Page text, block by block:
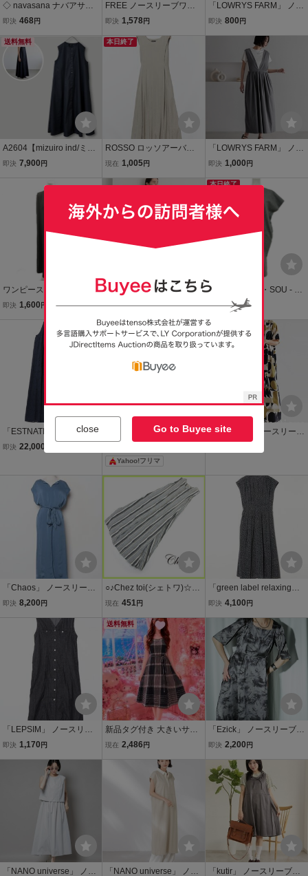
◇ navasana ナバアサナ
涼しげ 総柄 長袖 ミニ ワ
ブラウン系 マルチ レディ
ース E
即決 468円
FREE ノースリーブワン
ピース ブラック ワンピー
424 ノースリーブ 綿麻 フ
即決 1,578円
「LOWRYS FARM」 ノー
スリーブワンピース FRE
即決 800 円
送料無料
A2604【mizuiro ind/ミズ
イロインド】 Aライン ノ
本製 ダークグレー ネイビ
ー マキシ ロング丈 ナチュ
即決 7,900 円
本日終了
ROSSO ロッソアーバン
リサーチ ノースリーブ リ
ピース FREE リネン レー
婦人 ドレス
現在 1,005円
「LOWRYS FARM」 ノー
スリーブワンピース FRE
ィース
即決 1,000 円
ワンピース Free チャコー
ルグレー 無地 ノースリー
即決 1,600 円
「select MOCA」 ノース
即決 1,700円
本日終了
ソウソウ SOU・SOU - グ
レー レディース Vネック/
ノースリーブ/ひざ丈 美品
ワンピース
現在 3,027円
「ESTNATION」 ノース
リーブワンピース FREE
即決 22,000
送料無料
FREE ノースリーブワン
ピース ブラック ワンピー
ス 体型カバー マキシ丈 黒
Yahoo!フリマ
「antiqua」 ノースリーブ
ワンピース FREE ブラッ
「Chaos」 ノースリーブ
ワンピース FREE グレー
即決 8,200 円
○♪Chez toi(シェトワ)☆ス
トライプ柄ノースリーブ
☆ホワイト×グレー×ベー
ジュ☆ロング丈
現在 451 円
「green label relaxing」
ノースリーブワンピース
即決 4,100 円
「LEPSIM」 ノースリー
ブワンピース FREE グレ
即決 1,170 円
送料無料
新品タグ付き 大きいサイ
ズ4L シワ加工タイプ チェ
ピース グレー 涼しげ リボ
ンベルト付き フレア 記号
現在 2,486 円
「Ezick」 ノースリーブワ
ンピース FREE シルバー
即決 2,200 円
「NANO universe」 ノー 「NANO universe」 ノー 「kutir」 ノースリーブワ
close Go to Buyee site